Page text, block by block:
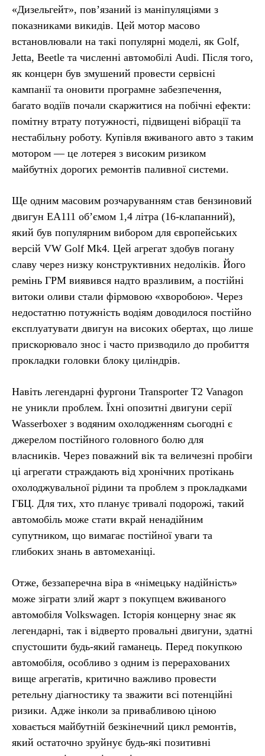
«Дизельгейт», пов’язаний із маніпуляціями з
показниками викидів. Цей мотор масово
встановлювали на такі популярні моделі, як Golf,
Jetta, Beetle та численні автомобілі Audi. Після того,
як концерн був змушений провести сервісні
кампанії та оновити програмне забезпечення,
багато водіїв почали скаржитися на побічні ефекти:
помітну втрату потужності, підвищені вібрації та
нестабільну роботу. Купівля вживаного авто з таким
мотором — це лотерея з високим ризиком
майбутніх дорогих ремонтів паливної системи.
Ще одним масовим розчаруванням став бензиновий
двигун EA111 об’ємом 1,4 літра (16-клапанний),
який був популярним вибором для європейських
версій VW Golf Mk4. Цей агрегат здобув погану
славу через низку конструктивних недоліків. Його
ремінь ГРМ виявився надто вразливим, а постійні
витоки оливи стали фірмовою «хворобою». Через
недостатню потужність водіям доводилося постійно
експлуатувати двигун на високих обертах, що лише
прискорювало знос і часто призводило до пробиття
прокладки головки блоку циліндрів.
Навіть легендарні фургони Transporter T2 Vanagon
не уникли проблем. Їхні опозитні двигуни серії
Wasserboxer з водяним охолодженням сьогодні є
джерелом постійного головного болю для
власників. Через поважний вік та величезні пробіги
ці агрегати страждають від хронічних протікань
охолоджувальної рідини та проблем з прокладками
ГБЦ. Для тих, хто планує тривалі подорожі, такий
автомобіль може стати вкрай ненадійним
супутником, що вимагає постійної уваги та
глибоких знань в автомеханіці.
Отже, беззаперечна віра в «німецьку надійність»
може зіграти злий жарт з покупцем вживаного
автомобіля Volkswagen. Історія концерну знає як
легендарні, так і відверто провальні двигуни, здатні
спустошити будь-який гаманець. Перед покупкою
автомобіля, особливо з одним із перерахованих
вище агрегатів, критично важливо провести
ретельну діагностику та зважити всі потенційні
ризики. Адже інколи за привабливою ціною
ховається майбутній безкінечний цикл ремонтів,
який остаточно зруйнує будь-які позитивні